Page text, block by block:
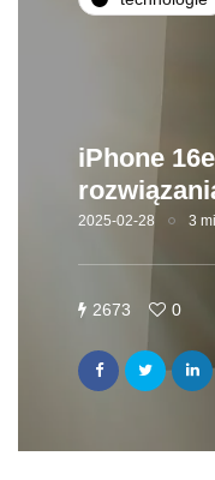
iPhone
2025-02-28 3
2673 0